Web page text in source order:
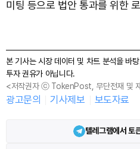
미팅 등으로 법안 통과를 위한
본 기사는 시장 데이터 및 차트 분석을 바
투자 권유가 아닙니다.
<저작권자 ⓒ TokenPost, 무단전재 및
광고문의 기사제보 보도자료
텔레그램에서 토